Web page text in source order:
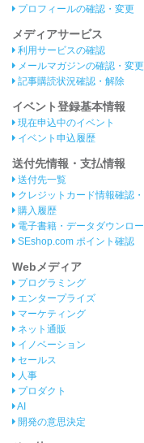
プロフィールの確認・変更
メディアサービス
利用サービスの確認
メールマガジンの確認・変更
記事購読状況確認・解除
イベント登録基本情報
現在申込中のイベント
イベント申込履歴
送付先情報・支払情報
送付先一覧
クレジットカード情報確認
購入履歴
電子書籍・データダウンロ
SEshop.com ポイント確認
Webメディア
プログラミング
エンタープライズ
マーケティング
ネット通販
イノベーション
セールス
人事
プロダクト
AI
開発の意思決定